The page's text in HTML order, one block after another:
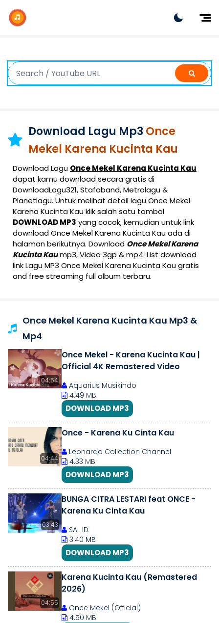
Dangdut
Indonesia
K-Pop
Download Lagu Mp3 Once
Mekel Karena Kucinta Kau
Download Lagu Once Mekel Karena Kucinta Kau
dapat kamu download secara gratis di
DownloadLagu321, Stafaband, Metrolagu &
Planetlagu. Untuk melihat detail lagu Once Mekel
Karena Kucinta Kau klik salah satu tombol
DOWNLOAD MP3 yang cocok, kemudian untuk link
download Once Mekel Karena Kucinta Kau ada di
halaman berikutnya. Download Once Mekel Karena
Kucinta Kaump3, Video 3gp & mp4. List download
link Lagu MP3 Once Mekel Karena Kucinta Kau gratis
and free streaming full album terbaru.
Once Mekel Karena Kucinta Kau Mp3 &
Mp4
04:54
Once Mekel - Karena Kucinta Kau |
Official 4K Remastered Video
Aquarius Musikindo
4.49 MB
DOWNLOAD MP3
04:44
Once - Karena Ku Cinta Kau
Leonardo Collection Channel
4.33 MB
DOWNLOAD MP3
03:43
BUNGA CITRA LESTARI feat ONCE -
Karena Ku Cinta Kau
SAL ID
3.40 MB
DOWNLOAD MP3
04:55
Karena Kucinta Kau (Remastered
2026)
Once Mekel (Official)
4.50 MB